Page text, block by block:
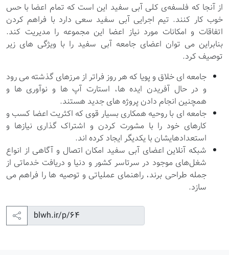
از آنجا که فلسفه‌ی کلی آبی سفید این است که تمام اعضا با حس
خوب کار کنند. تیم اجرایی آبی سفید سعی دارد با فراهم کردن
اتفاقات و امکانات مورد نیاز اعضا این مجموعه را مدیریت کند.
بنابراین می توان اعضای جامعه آبی سفید را با ویژگی های زیر
توصیف کرد.
جامعه ای خلاق و پویا که هر روز فراتر از مرزهای گذشته می رود
و در حال آفریدن ایده ها، استارت آپ ها و نوآوری ها و
همچنین انجام دادن پروژه های جدید هستند.
جامعه ای با روحیه همکاری بسیار قوی که اکثریت اعضا کسب و
کارهای خود را با مشورت کردن و اشتراک گذاری نیازها و
استعدادهایشان با یکدیگر ایجاد کرده اند.
شبکه آنلاین اعضای آبی سفید امکان اتصال و آگاهی از انواع
شغل‌های موجود در سرتاسر کشور و دنیا و دریافت خدماتی از
جمله طراحی برند، راهنمای عملیاتی و توصیه ها را فراهم می
سازد.